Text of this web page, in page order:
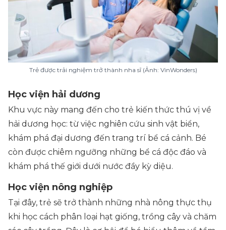
Trẻ được trải nghiệm trở thành nha sĩ (Ảnh: VinWonders)
Học viện hải dương
Khu vực này mang đến cho trẻ kiến thức thú vị về
hải dương học: từ việc nghiên cứu sinh vật biển,
khám phá đại dương đến trang trí bể cá cảnh. Bé
còn được chiêm ngưỡng những bể cá độc đáo và
khám phá thế giới dưới nước đầy kỳ diệu.
Học viện nông nghiệp
Tại đây, trẻ sẽ trở thành những nhà nông thực thụ
khi học cách phân loại hạt giống, trồng cây và chăm